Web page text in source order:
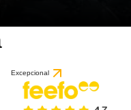
Excepcional